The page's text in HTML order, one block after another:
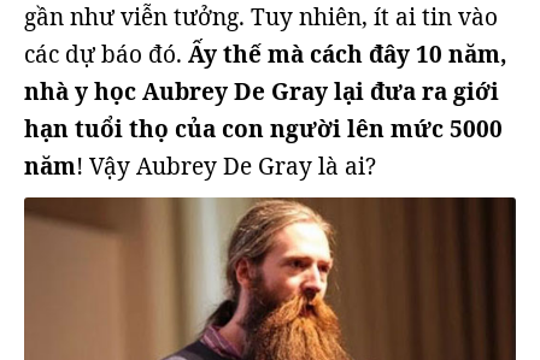
gần như viễn tưởng. Tuy nhiên, ít ai tin vào
các dự báo đó. Ấy thế mà cách đây 10 năm,
nhà y học Aubrey De Gray lại đưa ra giới
hạn tuổi thọ của con người lên mức 5000
năm! Vậy Aubrey De Gray là ai?